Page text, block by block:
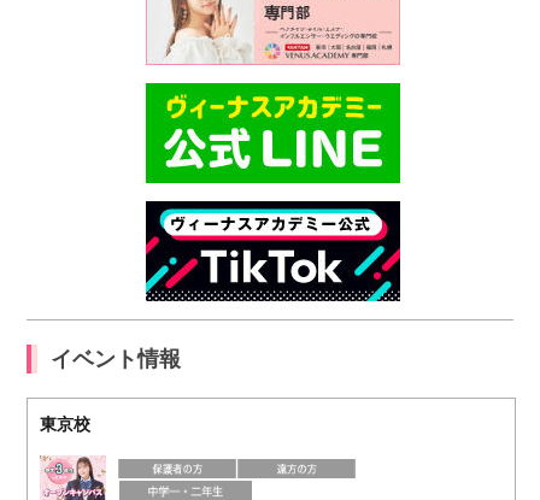
イベント情報
東京校